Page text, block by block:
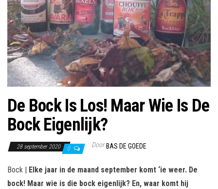
De Bock Is Los! Maar Wie Is De
Bock Eigenlijk?
28 september 2020 0 Door BAS DE GOEDE
Bock |
Elke jaar in de maand september komt ‘ie weer. De
bock! Maar wie is die bock eigenlijk? En, waar komt hij